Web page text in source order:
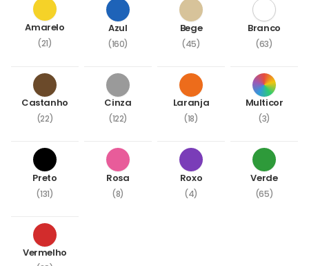
Amarelo
(21)
Azul
(160)
Bege
(45)
Branco
(63)
Castanho
(22)
Cinza
(122)
Laranja
(18)
Multicor
(3)
Preto
(131)
Rosa
(8)
Roxo
(4)
Verde
(65)
Vermelho